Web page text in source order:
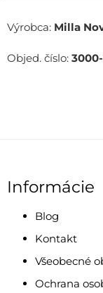
Výrobca: Milla
Objed. číslo:
Informácie
Blog
Kontakt
Všeobecné
Ochrana